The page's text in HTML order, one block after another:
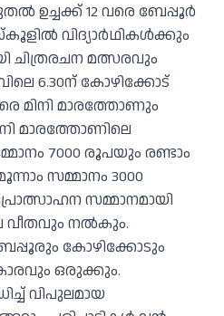
ഉച്ചക്ക് 12 വരെ ബേപ്പൂര്‍
വിദ്യാർഥികൾക്കും
മത്സരവും
6.30ന് കോഴിക്കോട്
മിനി മാരത്തോണും
മാരത്തോണിലെ
7000 രൂപയും രണ്ടാം
സമ്മാനം 3000
സമ്മാനമായി
വീതവും നല്‍കും.
കോഴിക്കോടും
ഒരുക്കും.
വിപുലമായ